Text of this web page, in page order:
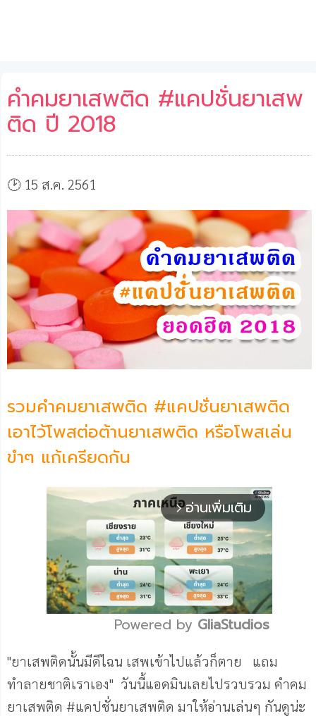
คำคมยาเสพติด #แคปชั่นยาเสพ
ติด ปี 2018
🕑 15 ส.ค. 2561
รวมคำคมยาเสพติด #แคปชั่นยาเสพติด
เอาไว้โพสต่อต้านยาเสพติด หรือโพสเล่น
ขำๆ แก้เครียดกัน
arrow_forward_ios อ่านเพิ่มเติม
Mute
Powered by GliaStudios
"ยาเสพติดนั้นมีดีไฉน เสพเข้าไปแล้วก็ตาย แถม
ทำลายชาติเราเอง" วันนี้แอดมินเลยไปรวบรวม คำคม
ยาเสพติด #แคปชั่นยาเสพติด มาให้อ่านเล่นๆ กันดูน่ะ